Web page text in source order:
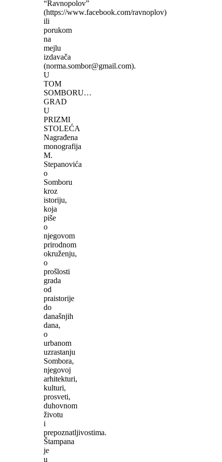
“Ravnopolov”
(https://www.facebook.com/ravnoplov)
ili
porukom
na
mejlu
izdavača
(norma.sombor@gmail.com).
U
TOM
SOMBORU…
GRAD
U
PRIZMI
STOLEĆA
Nagrađena
monografija
M.
Stepanovića
o
Somboru
kroz
istoriju,
koja
piše
o
njegovom
prirodnom
okruženju,
o
prošlosti
grada
od
praistorije
do
današnjih
dana,
o
urbanom
uzrastanju
Sombora,
njegovoj
arhitekturi,
kulturi,
prosveti,
duhovnom
životu
i
prepoznatljivostima.
Štampana
je
u